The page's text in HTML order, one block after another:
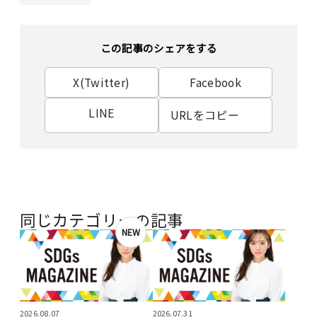
この記事のシェアをする
X(Twitter)
Facebook
LINE
URLをコピー
同じカテゴリーの記事
NEW
2026.08.07 2026.07.31